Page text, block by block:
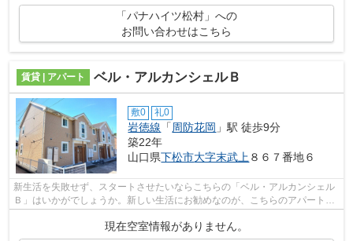
「パナハイツ松村」への
お問い合わせはこちら
賃貸 | アパート ベル・アルカンシェルＢ
敷0 礼0
岩徳線 「周防花岡 」駅 徒歩9分
築22年
山口県下松市大字末武上８６７番地６
新生活を失敗せず、スタートさせたいならこちらの「ベル・アルカンシェル
Ｂ」はいかがでしょうか。新しい生活にお勧めなのが、こちらのアパートで
現在空室情報がありません。